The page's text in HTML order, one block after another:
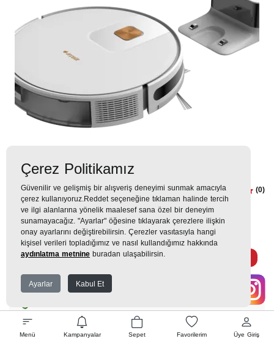
Menü Kampanyalar Sepet Favorilerim Üye Giriş
Imperium® Robo RS 3221 Robot
Süpürge
(0)
20.499TL 17.499TL
1.944 TLx 9 Taksit = 17.499 TL Ekstra İndirim %12 =
WHATSAPP SİPARİŞ
Çerez Politikamız
Güvenilir ve gelişmiş bir alışveriş deneyimi sunmak amacıyla
çerez kullanıyoruz.Reddet seçeneğine tıklaman halinde tercih
ve ilgi alanlarına yönelik maalesef sana özel bir deneyim
sunamayacağız. "Ayarlar" öğesine tıklayarak çerezlere ilişkin
onay ayarlarını değiştirebilirsin. Çerezler vasıtasıyla hangi
kişisel verileri topladığımız ve nasıl kullandığımız hakkında
aydınlatma metnine buradan ulaşabilirsin.
Ayarlar Kabul Et